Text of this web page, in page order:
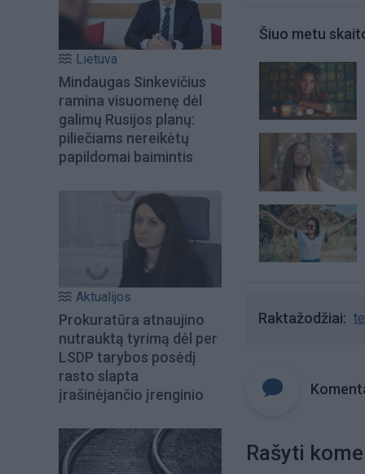
Lietuva
Mindaugas Sinkevičius
ramina visuomenę dėl
galimų Rusijos planų:
piliečiams nereikėtų
papildomai baimintis
Aktualijos
Prokuratūra atnaujino
nutrauktą tyrimą dėl per
LSDP tarybos posėdį
rasto slapta
įrašinėjančio įrenginio
Šiuo metu
Raktažodžiai
Rašyti